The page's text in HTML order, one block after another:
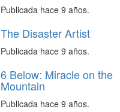
Publicada hace 9 años.
The Disaster Artist
Publicada hace 9 años.
6 Below: Miracle on the
Mountain
Publicada hace 9 años.